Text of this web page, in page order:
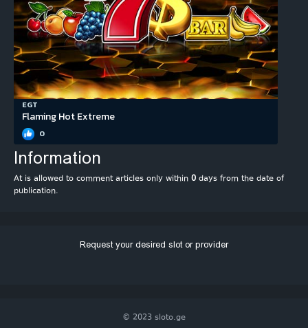
EGT
Flaming Hot Extreme
0
Information
At is allowed to comment articles only within 0 days from the date of
publication.
Request your desired slot or provider
© 2023 sloto.ge